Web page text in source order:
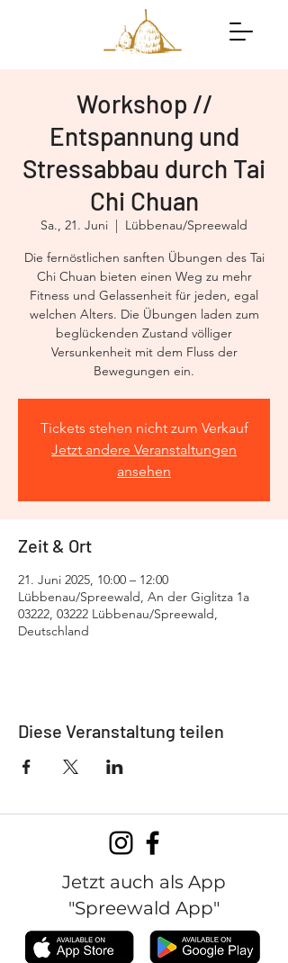
Workshop //
Entspannung und
Stressabbau durch Tai
Chi Chuan
Sa., 21. Juni
  |
Lübbenau/Spreewald
Die fernöstlichen sanften Übungen des Tai
Chi Chuan bieten einen Weg zu mehr
Fitness und Gelassenheit für jeden, egal
welchen Alters. Die Übungen laden zum
beglückenden Zustand völliger
Versunkenheit mit dem Fluss der
Bewegungen ein.
Tickets stehen nicht zum Verkauf
Jetzt andere Veranstaltungen
ansehen
Zeit & Ort
21. Juni 2025, 10:00 – 12:00
Lübbenau/Spreewald, An der Giglitza 1a
03222, 03222 Lübbenau/Spreewald,
Deutschland
Diese Veranstaltung teilen
Jetzt auch als App
"Spreewald App"